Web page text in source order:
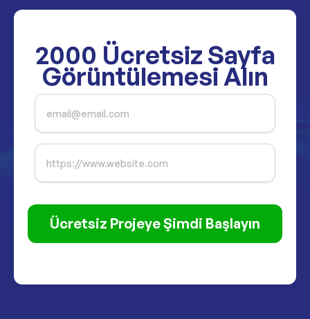
2000 Ücretsiz Sayfa
Görüntülemesi Alın
Ücretsiz Projeye Şimdi Başlayın